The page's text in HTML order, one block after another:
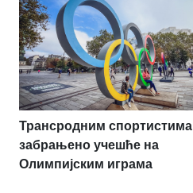
Трансродним спортистима
забрањено учешће на
Олимпијским играма